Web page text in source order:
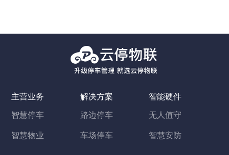
主营业务
智慧停车
智慧物业
解决方案
路边停车
车场停车
智能硬件
无人值守
智慧安防